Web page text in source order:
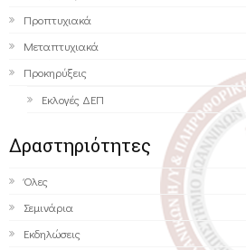
Προπτυχιακά
Μεταπτυχιακά
Προκηρύξεις
Εκλογές ΔΕΠ
Δραστηριότητες
Όλες
Σεμινάρια
Εκδηλώσεις